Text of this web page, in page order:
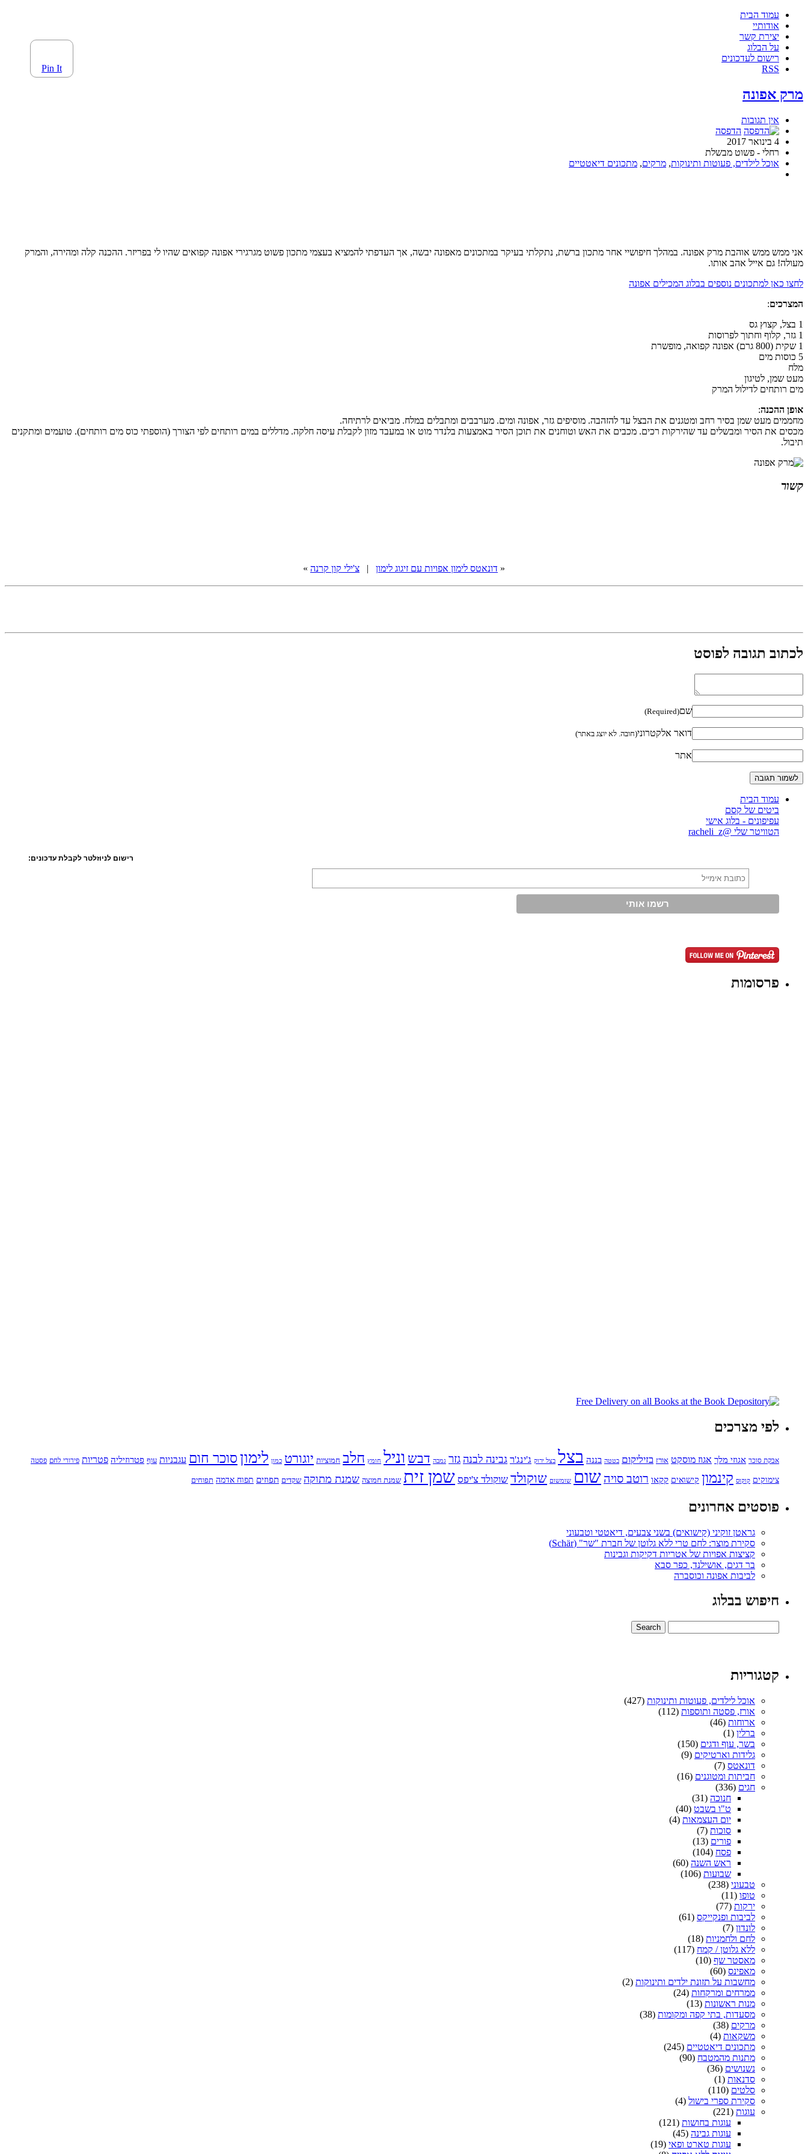
Pin It
עמוד הבית
אודותיי
יצירת קשר
על הבלוג
רישום לעדכונים
RSS
מרק אפונה
אין תגובות
הדפסה
4 בינואר 2017
רחלי - פשוט מבשלת
אוכל לילדים, פעוטות ותינוקות, מרקים, מתכונים דיאטטיים
אני ממש ממש אוהבת מרק אפונה. במהלך חיפושיי אחר מתכון ברשת, נתקלתי בעיקר במתכונים מאפונה יבשה, אך העדפתי להמציא בעצמי מתכון פשוט מגרגירי אפונה קפואים שהיו לי בפריזר. ההכנה קלה ומהירה, והמרק
מעולה! גם אייל אהב אותו.
לחצו כאן למתכונים נוספים בבלוג המכילים אפונה
המצרכים:
1 בצל, קצוץ גס
1 גזר, קלוף וחתוך לפרוסות
1 שקית (800 גרם) אפונה קפואה, מופשרת
5 כוסות מים
מלח
מעט שמן, לטיגון
מים רותחים לדילול המרק
אופן ההכנה:
מחממים מעט שמן בסיר רחב ומטגנים את הבצל עד להזהבה. מוסיפים גזר, אפונה ומים. מערבבים ומתבלים במלח. מביאים לרתיחה.
מכסים את הסיר ומבשלים עד שהירקות רכים. מכבים את האש וטוחנים את תוכן הסיר באמצעות בלנדר מוט או במעבד מזון לקבלת עיסה חלקה. מדללים במים רותחים לפי הצורך (הוספתי כוס מים רותחים). טועמים ומתקנים
תיבול.
קשור
« דונאטס לימון אפויות עם זיגוג לימון | צ'ילי קון קרנה »
לכתוב תגובה לפוסט
שם(Required)
דואר אלקטרוני(חובה. לא יוצג באתר)
אתר
עמוד הבית
ביטים של קסם
עפיפונים - בלוג אישי
הטוויטר שלי @racheli_z
רישום לניוזלטר לקבלת עדכונים:
פרסומות
לפי מצרכים
אבקת סוכר אגוזי מלך אגוז מוסקט אורז בזיליקום בטטה בננה בצל בצל ירוק ג'ינג'ר גבינה לבנה גזר גמבה דבש וניל חומץ חלב חמוציות יוגורט כמון לימוןסוכר חום עגבניות עוף פטרוזיליה פטריות פירורי לחם פסטה
צימוקים קוקוס קינמון קישואים קקאו רוטב סויה שום שומשום שוקולד שוקולד צ'יפס שמן זית שמנת חמוצה שמנת מתוקה שקדים תפוזים תפוח אדמה תפוחים
פוסטים אחרונים
גראטן זוקיני (קישואים) בשני צבעים, דיאטטי וטבעוני
סקירת מוצר: לחם טרי ללא גלוטן של חברת "שר" (Schär)
קציצות אפויות של אטריות דקיקות וגבינות
בר דגים, אושילנד, כפר סבא
לביבות אפונה וכוסברה
חיפוש בבלוג
קטגוריות
אוכל לילדים, פעוטות ותינוקות (427)
אורז, פסטה ותוספות (112)
ארוחות (46)
ברלין (1)
בשר, עוף ודגים (150)
גלידות וארטיקים (9)
דונאטס (7)
חביתות ומטוגנים (16)
חגים (336)
חנוכה (31)
ט"ו בשבט (40)
יום העצמאות (4)
סוכות (7)
פורים (13)
פסח (104)
ראש השנה (60)
שבועות (106)
טבעוני (238)
טופו (11)
ירקות (77)
לביבות ופנקייקס (61)
לונדון (7)
לחם ולחמניות (18)
ללא גלוטן / קמח (117)
מאסטר שף (10)
מאפינס (60)
מחשבות על תזונת ילדים ותינוקות (2)
ממרחים ומרקחות (24)
מנות ראשונות (13)
מסעדות, בתי קפה ומקומות (38)
מרקים (38)
משקאות (4)
מתכונים דיאטטיים (245)
מתנות מהמטבח (90)
נשנושים (36)
סדנאות (1)
סלטים (110)
סקירת ספרי בישול (4)
עוגות (221)
עוגות בחושות (121)
עוגות גבינה (45)
עוגות טארט ופאי (19)